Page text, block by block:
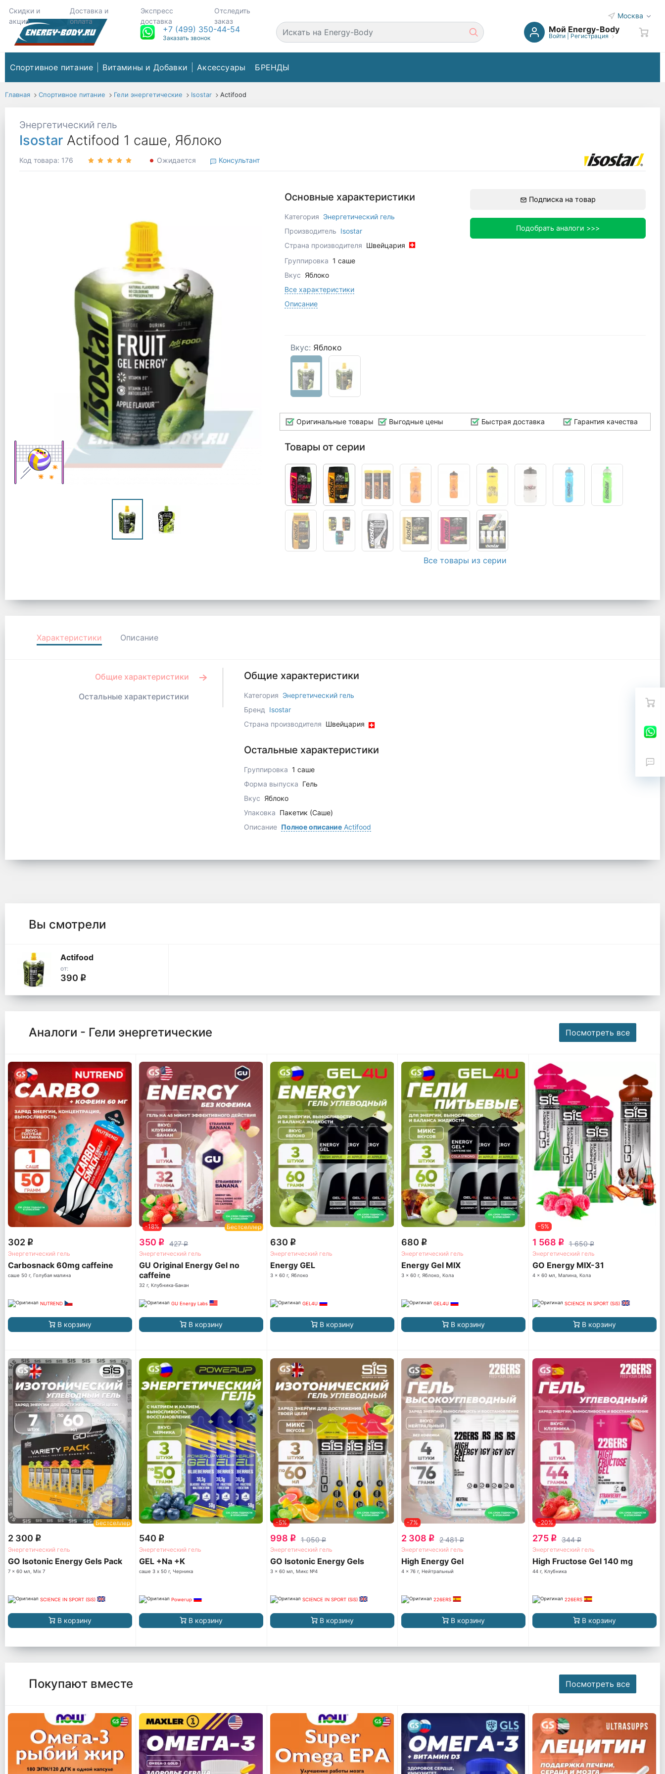
Скидки и
акции
Доставка и
оплата
Экспресс
доставка
Отследить
заказ
Москва
+7 (499) 350-44-54
Заказать звонок
Мой Energy-Body
Войти| Регистрация
Спортивное питание Витамины и Добавки Аксессуары БРЕНДЫ
Главная Спортивное питание Гели энергетические Isostar Actifood
Энергетический гель
Isostar Actifood 1 саше, Яблоко
Код товара: 176 Ожидается Консультант
Основные характеристики
Категория Энергетический гель
Производитель Isostar
Страна производителя Швейцария
Группировка 1 саше
Вкус Яблоко
Все характеристики
Описание
Подписка на товар
Подобрать аналоги >>>
Вкус: Яблоко
Оригинальные товары Выгодные цены Быстрая доставка Гарантия качества
Товары от серии
Все товары из серии
Характеристики Описание
Общие характеристики
Остальные характеристики
Общие характеристики
Категория Энергетический гель
Бренд Isostar
Страна производителя Швейцария
Остальные характеристики
Группировка 1 саше
Форма выпуска Гель
Вкус Яблоко
Упаковка Пакетик (Саше)
Описание Полное описаниеActifood
Вы смотрели
Actifood
от:
390 q
Аналоги - Гели энергетические Посмотреть все
302 q
Энергетический гель
Carbosnack 60mg caffeine
саше 50 г, Голубая малина
NUTREND
В корзину
-18% Бестселлер
350 q 427q
Энергетический гель
GU Original Energy Gel no
caffeine
32 г, Клубника-Банан
GU Energy Labs
В корзину
630 q
Энергетический гель
Energy GEL
3 x 60 г, Яблоко
GEL4U
В корзину
680 q
Энергетический гель
Energy Gel MIX
3 x 60 г, Яблоко, Кола
GEL4U
В корзину
-5%
1 568 q 1 650q
Энергетический гель
GO Energy MIX-31
4 x 60 мл, Малина, Кола
SCIENCE IN SPORT (SiS)
В корзину
Бестселлер
2 300 q
Энергетический гель
GO Isotonic Energy Gels Pack
7 x 60 мл, Mix 7
SCIENCE IN SPORT (SiS)
В корзину
540 q
Энергетический гель
GEL +Na +K
саше 3 x 50 г, Черника
Powerup
В корзину
-5%
998 q 1 050q
Энергетический гель
GO Isotonic Energy Gels
3 x 60 мл, Микс №4
SCIENCE IN SPORT (SiS)
В корзину
-7%
2 308 q 2 481q
Энергетический гель
High Energy Gel
4 x 76 г, Нейтральный
226ERS
В корзину
-20%
275 q 344q
Энергетический гель
High Fructose Gel 140 mg
44 г, Клубника
226ERS
В корзину
Покупают вместе Посмотреть все